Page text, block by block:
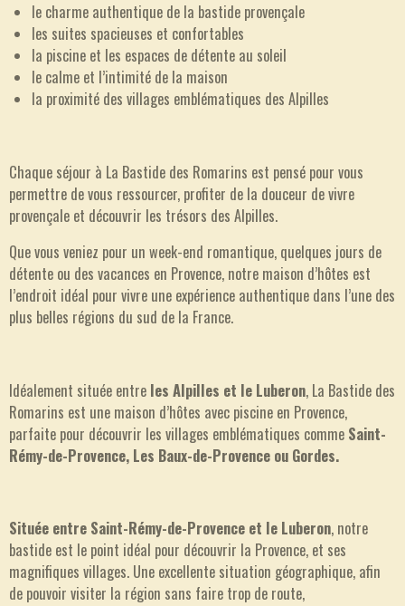
le charme authentique de la bastide provençale
les suites spacieuses et confortables
la piscine et les espaces de détente au soleil
le calme et l’intimité de la maison
la proximité des villages emblématiques des Alpilles
Chaque séjour à La Bastide des Romarins est pensé pour vous
permettre de vous ressourcer, profiter de la douceur de vivre
provençale et découvrir les trésors des Alpilles.
Que vous veniez pour un week-end romantique, quelques jours de
détente ou des vacances en Provence, notre maison d’hôtes est
l’endroit idéal pour vivre une expérience authentique dans l’une des
plus belles régions du sud de la France.
Idéalement située entre les Alpilles et le Luberon, La Bastide des
Romarins est une maison d’hôtes avec piscine en Provence,
parfaite pour découvrir les villages emblématiques comme Saint-
Rémy-de-Provence, Les Baux-de-Provence ou Gordes.
Située entre Saint-Rémy-de-Provence et le Luberon, notre
bastide est le point idéal pour découvrir la Provence, et ses
magnifiques villages. Une excellente situation géographique, afin
de pouvoir visiter la région sans faire trop de route,